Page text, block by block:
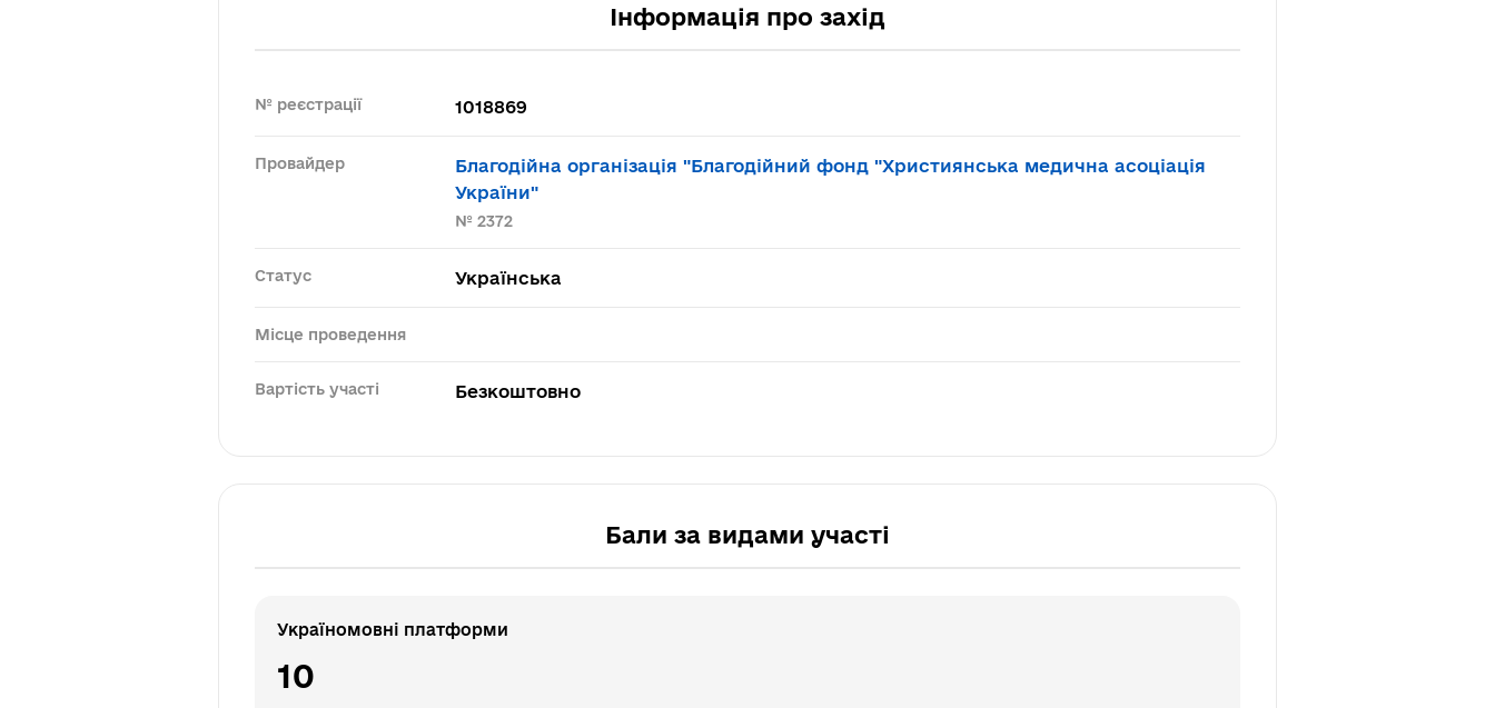
Інформація про захід
№ реєстрації 1018869
Провайдер
Благодійна організація "Благодійний фонд "Християнська медична асоціація
України"
№ 2372
Статус Українська
Місце проведення
Вартість участі Безкоштовно
Бали за видами участі
Україномовні платформи
10